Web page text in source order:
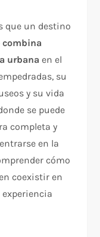
que un destino
combina
urbana en el
su
y su vida
se puede
completa y
en la
cómo
coexistir en